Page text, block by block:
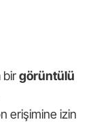
birgörüntülü
erişimine izin